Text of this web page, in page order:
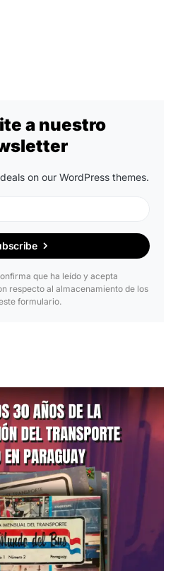
a nuestro
on our WordPress themes.
que ha leído y acepta
respecto al almacenamiento de los
formulario.